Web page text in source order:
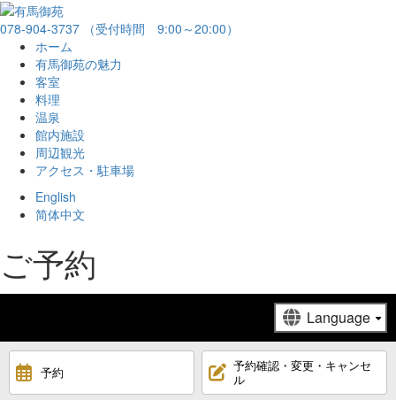
078-904-3737
（受付時間 9:00～20:00）
ホーム
有馬御苑の魅力
客室
料理
温泉
館内施設
周辺観光
アクセス・駐車場
English
简体中文
ご予約
予約
予約確認・変更・キャンセ
ル